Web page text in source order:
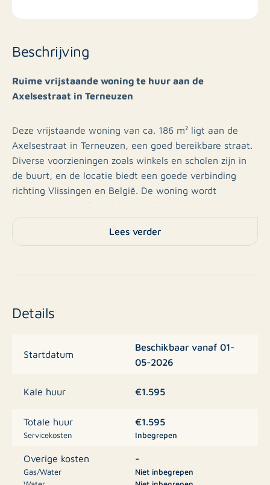
Beschrijving
Ruime vrijstaande woning te huur aan de
Axelsestraat in Terneuzen
Deze vrijstaande woning van ca. 186 m² ligt aan de
Axelsestraat in Terneuzen, een goed bereikbare straat.
Diverse voorzieningen zoals winkels en scholen zijn in
de buurt, en de locatie biedt een goede verbinding
richting Vlissingen en België. De woning wordt
gemeubileerd verhuurd, inclusief inventaris, en is per
direct beschikbaar voor een periode van ongeveer drie
geeft tot de woonkamer en de trap naar de eerste
verdieping. De woonkamer strekt zich over de volledige
raampartijen met uitzicht op de straat. Aan de
prettige overgang naar de serre, waardoor er veel
daglicht binnenkomt. Vanuit de woonkamer is de
keuken bereikbaar, die is uitgerust met diverse
inbouwapparatuur, voldoende kastruimte biedt en
Lees verder
Details
Startdatum
Beschikbaar vanaf 01-
05-2026
Kale huur €1.595
Totale huur
Servicekosten
€1.595
Inbegrepen
Overige kosten
Gas/Water
-
Niet inbegrepen